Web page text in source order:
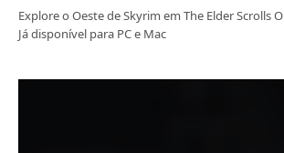
Explore o Oeste de Skyrim em The Elder Scrolls
Já disponível para PC e Mac